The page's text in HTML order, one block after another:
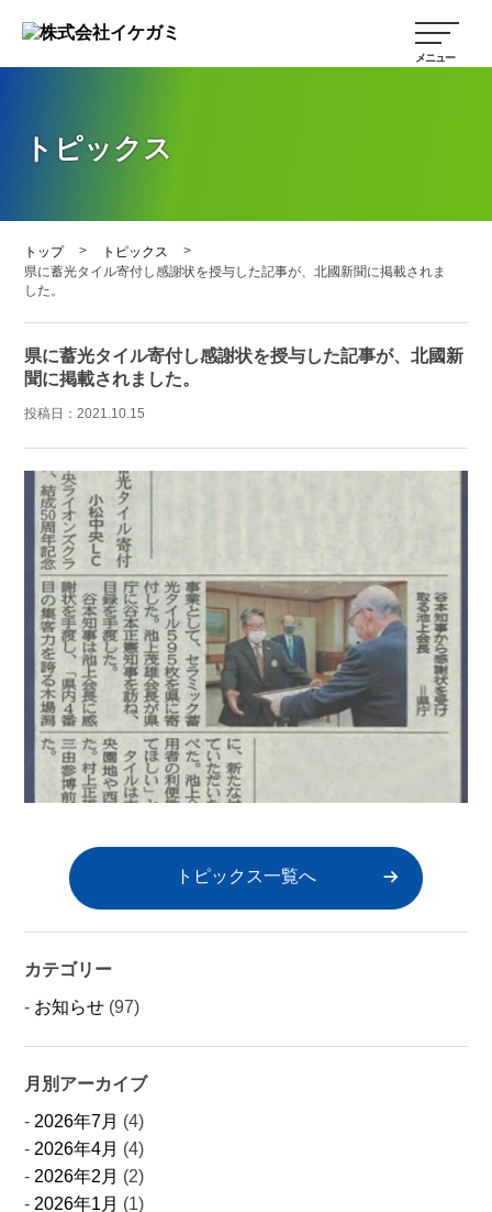
トピックス
トップ > トピックス
>
県に蓄光タイル寄付し感謝状を授与した記事が、北國新聞に掲載されま
した。
県に蓄光タイル寄付し感謝状を授与した記事が、北國新
聞に掲載されました。
投稿日：2021.10.15
トピックス一覧へ
カテゴリー
お知らせ (97)
月別アーカイブ
2026年7月 (4)
2026年4月 (4)
2026年2月 (2)
2026年1月 (1)